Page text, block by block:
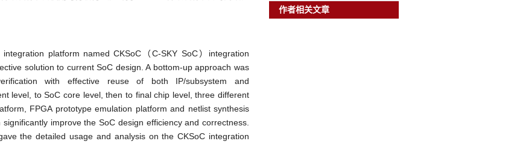
platform named CKSoC（C-SKY SoC）integration
solution to current SoC design. A bottom-up approach was
with effective reuse of both IP/subsystem and
level, to SoC core level, then to final chip level, three different
FPGA prototype emulation platform and netlist synthesis
improve the SoC design efficiency and correctness.
the detailed usage and analysis on the CKSoC integration
作者相关文章